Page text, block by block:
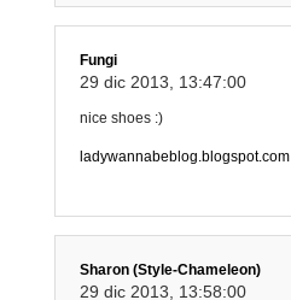
Fungi
29 dic 2013, 13:47:00
nice shoes :)
ladywannabeblog.blogspot.com
Sharon (Style-Chameleon)
29 dic 2013, 13:58:00